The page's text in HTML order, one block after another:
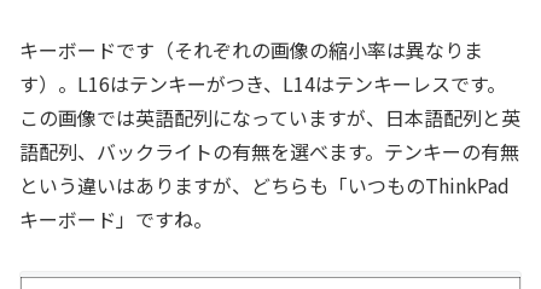
キーボードです（それぞれの画像の縮小率は異なりま
す）。L16はテンキーがつき、L14はテンキーレスです。
この画像では英語配列になっていますが、日本語配列と英
語配列、バックライトの有無を選べます。テンキーの有無
という違いはありますが、どちらも「いつものThinkPad
キーボード」ですね。